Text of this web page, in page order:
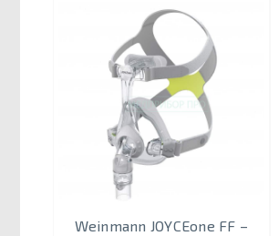
Weinmann JOYCEone FF –